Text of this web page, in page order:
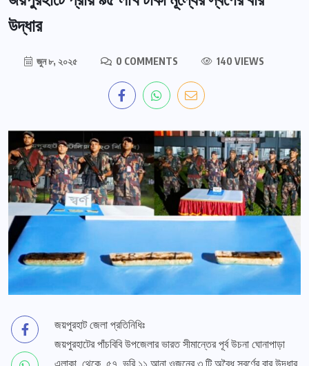
উদ্ধার
জুন ৮, ২০২৫ 0 COMMENTS 140 VIEWS
জয়পুরহাট জেলা প্রতিনিধিঃ
জয়পুরহাটের পাঁচবিবি উপজেলার ভারত সীমান্তের পূর্ব উচনা ঘোনাপাড়া